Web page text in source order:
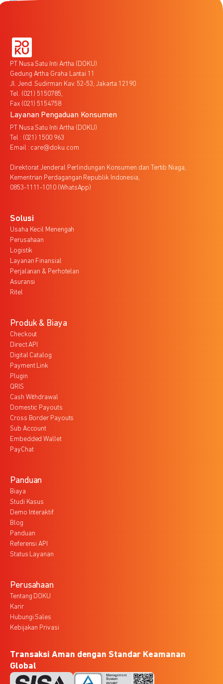
PT Nusa Satu Inti Artha (DOKU)
Gedung Artha Graha Lantai 11
Jl. Jend. Sudirman Kav. 52-53, Jakarta 12190
Tel. (021) 5150785,
Fax (021) 5154758
Layanan Pengaduan Konsumen
PT Nusa Satu Inti Artha (DOKU)
Tel : (021) 1500 963
Email : care@doku.com
Direktorat Jenderal Perlindungan Konsumen dan Tertib Niaga,
Kementrian Perdagangan Republik Indonesia,
0853-1111-1010 (WhatsApp)
Solusi
Usaha Kecil Menengah
Perusahaan
Logistik
Layanan Finansial
Perjalanan & Perhotelan
Asuransi
Ritel
Produk & Biaya
Checkout
Direct API
Digital Catalog
Payment Link
Plugin
QRIS
Cash Withdrawal
Domestic Payouts
Cross Border Payouts
Sub Account
Embedded Wallet
PayChat
Panduan
Biaya
Studi Kasus
Demo Interaktif
Blog
Panduan
Referensi API
Status Layanan
Perusahaan
Tentang DOKU
Karir
Hubungi Sales
Kebijakan Privasi
Transaksi Aman dengan Standar Keamanan
Global